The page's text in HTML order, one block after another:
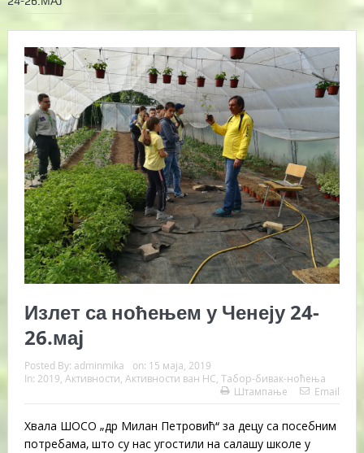
Излет са ноћењем у Ченеју 24-
26.маj
Posted By: adminmika on: 15 маја, 2019
In: 2019 Активности Активности ван НС Табор-бивак-ноћења
Штампање
Email
Хвала ШОСО „др Милан Петровић“ за децу са посебним
потребама, што су нас угостили на салашу школе у